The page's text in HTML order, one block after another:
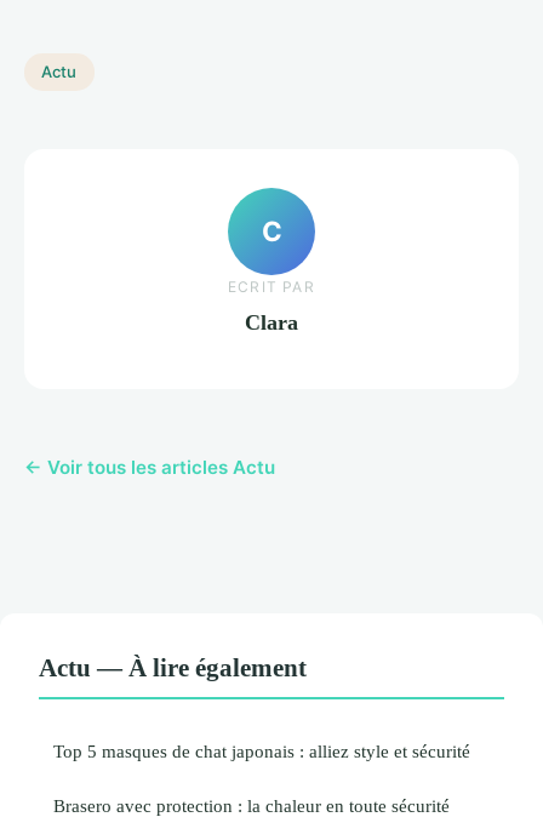
Actu
C
ECRIT PAR
Clara
← Voir tous les articles Actu
Actu — À lire également
Top 5 masques de chat japonais : alliez style et sécurité
Brasero avec protection : la chaleur en toute sécurité